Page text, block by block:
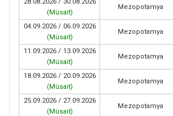
(Müsait)
Mezopotamya
04.09.2026 / 06.09.2026
(Müsait)
Mezopotamya
11.09.2026 / 13.09.2026
(Müsait)
Mezopotamya
18.09.2026 / 20.09.2026
(Müsait)
Mezopotamya
25.09.2026 / 27.09.2026
(Müsait)
Mezopotamya